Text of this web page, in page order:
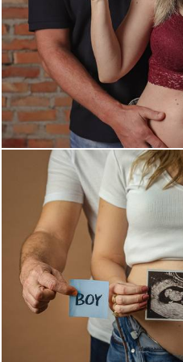
867
1345